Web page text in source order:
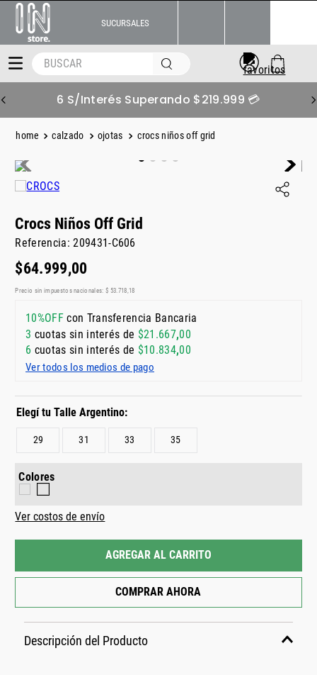
SUCURSALES
BUSCAR
6 S/Interés Superando $219.999 💳
calzado ojotas crocs niños off grid
Crocs Niños Off Grid
Referencia:209431-C606
$64.999,00
Precio sin impuestos nacionales: $ 53 718 18
10%OFFcon Transferencia Bancaria
3 cuotas sin interés de $21 .667,00
6 cuotas sin interés de $10.834,00
Ver todos los medios de pago
29 31 33 35
Colores
Ver costos de envío
AGREGAR AL CARRITO
COMPRAR AHORA
Descripción del Producto